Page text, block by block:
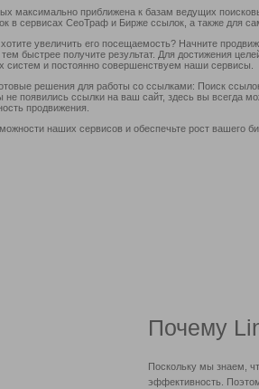
максимально приближена к базам ведущих
в сервисах СеоТраф и Бирже ссылок, а также для
увеличить его посещаемость? Начните
тем быстрее получите результат. Для достижения
систем и постоянно совершенствуем наши сервисы.
решения для работы со ссылками: Поиск
не появились ссылки на ваш сайт, здесь вы всегда
продвижения.
наших сервисов и обеспечьте рост вашего
Почему
Поскольку мы знаем,
эффективность.